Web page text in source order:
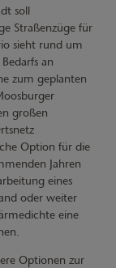
soll
Straßenzüge für
sieht rund um
an
zum geplanten
großen
Option für die
Jahren
eines
oder weiter
eine
Optionen zur